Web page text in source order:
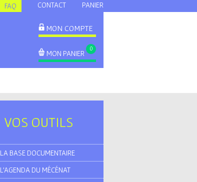
CONTACT PANIER
FAQ
MON COMPTE
MON PANIER
0
VOS OUTILS
LA BASE DOCUMENTAIRE
L'AGENDA DU MÉCÉNAT